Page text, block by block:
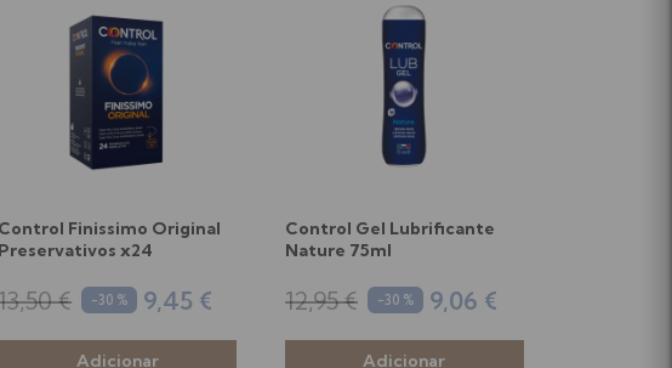
Control Finissimo Original
Preservativos x24
€ -30 % 9,45 €
Control Gel Lubrificante
Nature 75ml
12,95 € -30 % 9,06 €